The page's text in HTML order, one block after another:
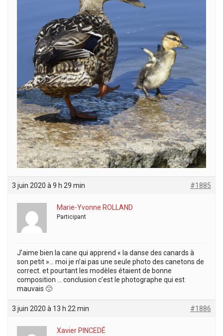
3 juin 2020 à 9 h 29 min #1885
Marie-Yvonne ROLLAND
Participant
J’aime bien la cane qui apprend « la danse des canards à
son petit »… moi je n’ai pas une seule photo des canetons de
correct. et pourtant les modèles étaient de bonne
composition … conclusion c’est le photographe qui est
mauvais 🙁
3 juin 2020 à 13 h 22 min #1886
Xavier PINCEDÉ